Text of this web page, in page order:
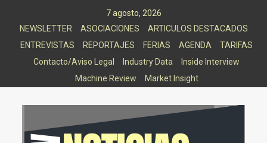
7 agosto, 2026
NEWSLETTER
ASOCIACIONES
ARTICULOS DESTACADOS
ENTREVISTAS
REPORTAJES FERIAS AGENDA
TARIFAS
Contacto/Aviso Legal
Industry Data
Inside Interview
Machine Review
Market Insight